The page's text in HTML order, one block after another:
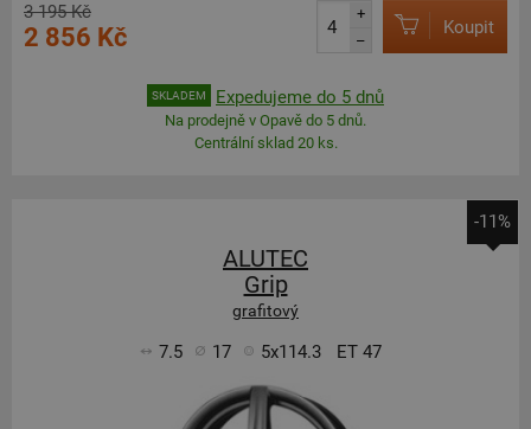
3 195 Kč
2 856 Kč
+
–
Koupit
SKLADEM Expedujeme do 5 dnů
Na prodejně v Opavě do 5 dnů.
Centrální sklad 20 ks.
-11%
ALUTEC
Grip
grafitový
7.5 17 5x114.3 ET 47